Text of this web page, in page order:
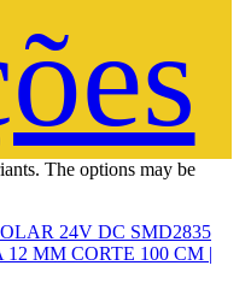
The options may be